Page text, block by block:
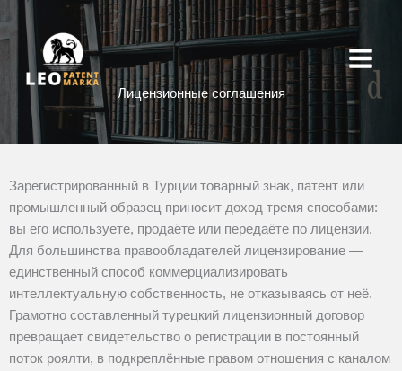
Перейти
содержимому
Лицензионные соглашения
Зарегистрированный в Турции товарный знак, патент или
промышленный образец приносит доход тремя способами:
вы его используете, продаёте или передаёте по лицензии.
Для большинства правообладателей лицензирование —
единственный способ коммерциализировать
интеллектуальную собственность, не отказываясь от неё.
Грамотно составленный турецкий лицензионный договор
превращает свидетельство о регистрации в постоянный
поток роялти, в подкреплённые правом отношения с каналом